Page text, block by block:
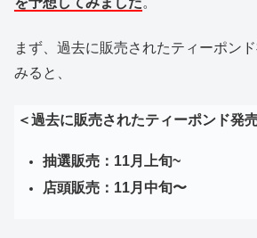
まず、過去に販売されたティーポン
みると、
＜過去に販売されたティーポンド発
抽選販売：11月上旬~
店頭販売：11月中旬〜